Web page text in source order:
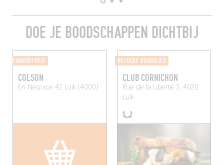
DOE JE BOODSCHAPPEN DICHTBIJ
CHARCUTERIE
COLSON
En Neuvice 42 Luik (4000)
BELEGDE BROODJES
CLUB CORNICHON
Rue de la Liberté 3, 4020
Luik